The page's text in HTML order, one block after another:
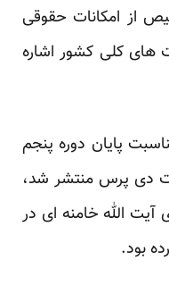
از امکانات حقوقی
های کلی کشور اشاره
پایان دوره پنجم
پرس منتشر شد،
آیت الله خامنه ای در
بود.